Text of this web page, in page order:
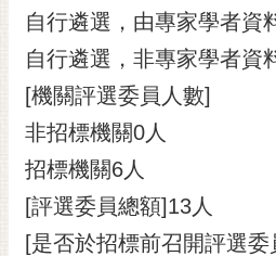
自行遴選，由專家學者資
自行遴選，非專家學者資
[機關評選委員人數]
非招標機關0人
招標機關6人
[評選委員總額]13人
[是否於招標前召開評選